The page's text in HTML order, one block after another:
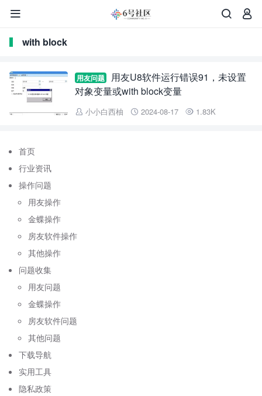



with block
用友问题
用友U8软件运行错误91，未设置
对象变量或with block变量
 小小白西柚  2024-08-17  1.83K
首页
行业资讯
操作问题
用友操作
金蝶操作
房友软件操作
其他操作
问题收集
用友问题
金蝶操作
房友软件问题
其他问题
下载导航
实用工具
隐私政策